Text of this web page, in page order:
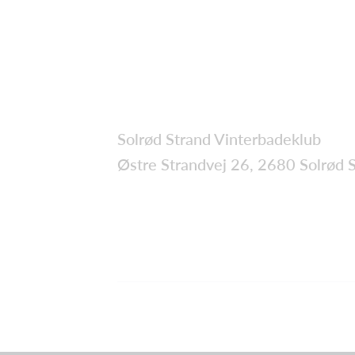
Solrød Strand Vinterbadeklub
Østre Strandvej 26, 2680 Solrød